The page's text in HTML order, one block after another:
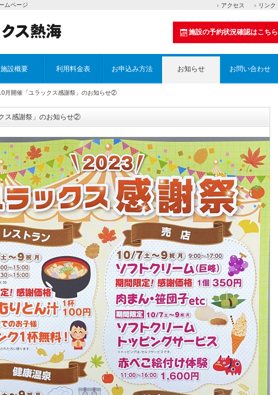
ムページ アクセス リンク
施設の予約状況確認はこちら
施設概要 利用料金表 お申込み方法 お知らせ お問い合わせ
月開催「ユラックス感謝祭」のお知らせ②
ス感謝祭」のお知らせ②